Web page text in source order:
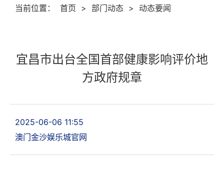
当前位置： 首页 > 部门动态 > 动态要闻
宜昌市出台全国首部健康影响评价地
方政府规章
2025-06-06 11:55
澳门金沙娱乐城官网